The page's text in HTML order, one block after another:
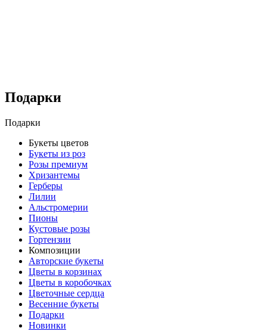
Подарки
Подарки
Букеты цветов
Букеты из роз
Розы премиум
Хризантемы
Герберы
Лилии
Альстромерии
Пионы
Кустовые розы
Гортензии
Композиции
Авторские букеты
Цветы в корзинах
Цветы в коробочках
Цветочные сердца
Весенние букеты
Подарки
Новинки